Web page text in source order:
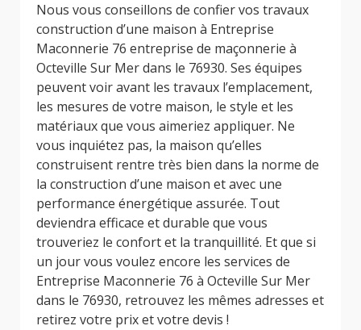
Nous vous conseillons de confier vos travaux
construction d’une maison à Entreprise
Maconnerie 76 entreprise de maçonnerie à
Octeville Sur Mer dans le 76930. Ses équipes
peuvent voir avant les travaux l’emplacement,
les mesures de votre maison, le style et les
matériaux que vous aimeriez appliquer. Ne
vous inquiétez pas, la maison qu’elles
construisent rentre très bien dans la norme de
la construction d’une maison et avec une
performance énergétique assurée. Tout
deviendra efficace et durable que vous
trouveriez le confort et la tranquillité. Et que si
un jour vous voulez encore les services de
Entreprise Maconnerie 76 à Octeville Sur Mer
dans le 76930, retrouvez les mêmes adresses et
retirez votre prix et votre devis !